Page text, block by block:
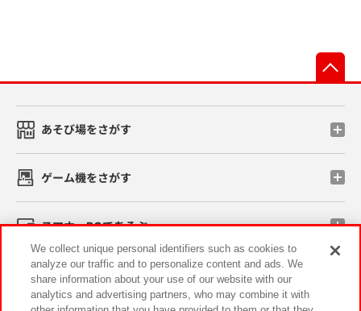
あそび場をさがす
ゲーム機をさがす
スマホ・PCであそぶ
イベント・キャンペーン
We collect unique personal identifiers such as cookies to
analyze our traffic and to personalize content and ads. We
share information about your use of our website with our
analytics and advertising partners, who may combine it with